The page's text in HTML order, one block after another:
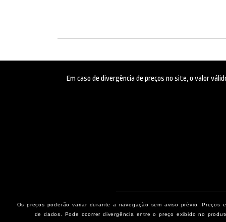
Em caso de divergência de preços no site, o valor
Os preços poderão variar durante a navegação sem aviso prévio.
de dados. Pode ocorrer divergência entre o preço exibido no